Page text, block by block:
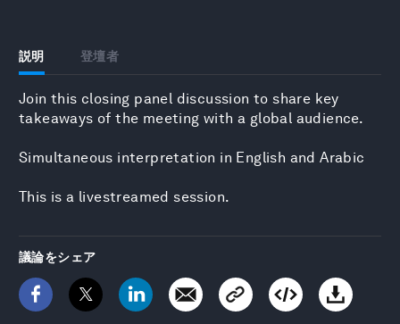
説明 登壇者
Join this closing panel discussion to share key
takeaways of the meeting with a global audience.
Simultaneous interpretation in English and Arabic
This is a livestreamed session.
議論をシェア